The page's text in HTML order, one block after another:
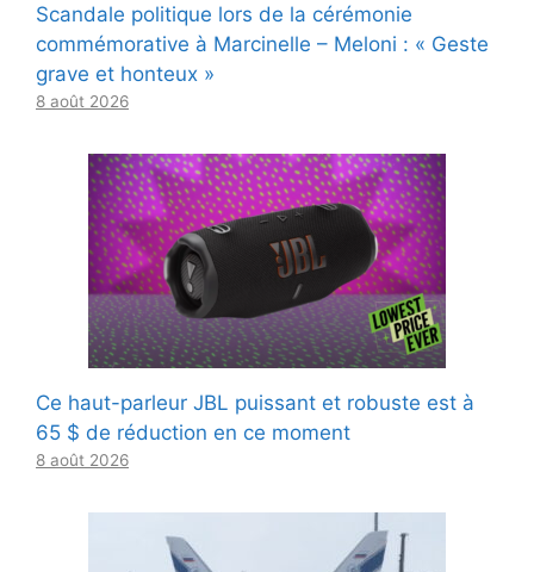
Scandale politique lors de la cérémonie
commémorative à Marcinelle – Meloni : « Geste
grave et honteux »
8 août 2026
Ce haut-parleur JBL puissant et robuste est à
65 $ de réduction en ce moment
8 août 2026